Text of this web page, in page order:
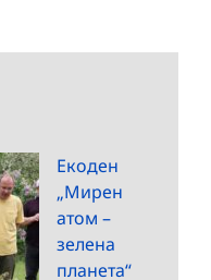
Екоден
„Мирен
атом –
зелена
планета“